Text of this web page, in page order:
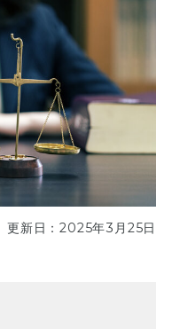
新日：2025年3月25日